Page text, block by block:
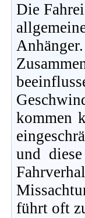
Die
kommen
und
führt oft